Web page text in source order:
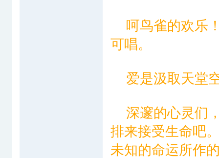
呵鸟雀的欢乐
可唱。
爱是汲取天堂
深邃的心灵们
排来接受生命吧
未知的命运所作